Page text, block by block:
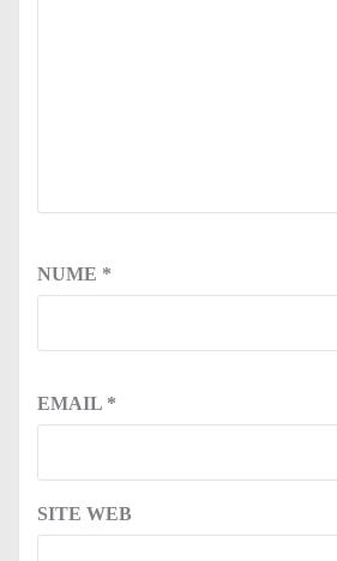
NUME *
EMAIL *
SITE WEB